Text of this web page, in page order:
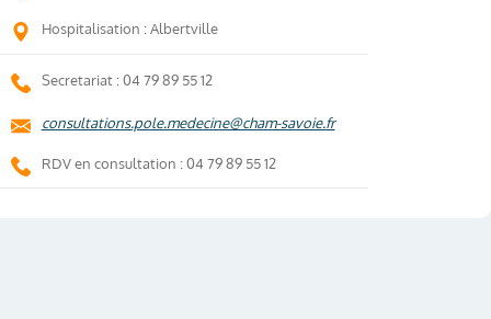
Hospitalisation : Albertville
Secretariat : 04 79 89 55 12
consultations.pole.medecine@cham-savoie.fr
RDV en consultation : 04 79 89 55 12